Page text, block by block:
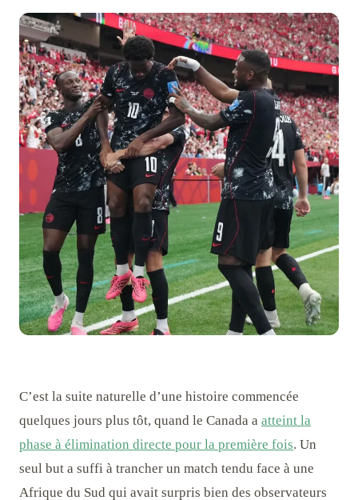
C’est la suite naturelle d’une histoire commencée
quelques jours plus tôt, quand le Canada a atteint la
phase à élimination directe pour la première fois. Un
seul but a suffi à trancher un match tendu face à une
Afrique du Sud qui avait surpris bien des observateurs